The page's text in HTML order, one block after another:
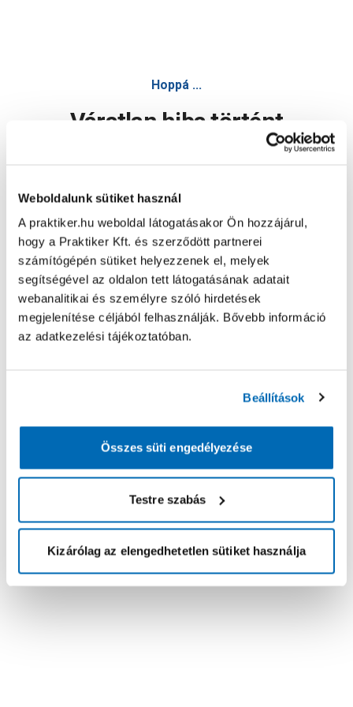
Weboldalunk sütiket használ
A praktiker.hu weboldal látogatásakor Ön hozzájárul,
hogy a Praktiker Kft. és szerződött partnerei
számítógépén sütiket helyezzenek el, melyek
segítségével az oldalon tett látogatásának adatait
webanalitikai és személyre szóló hirdetések
megjelenítése céljából felhasználják. Bővebb információ
az adatkezelési tájékoztatóban.
Beállítások
Összes süti engedélyezése
Testre szabás
Kizárólag az elengedhetetlen sütiket használja
Hoppá ...
Váratlan hiba történt
Oldal újratöltése